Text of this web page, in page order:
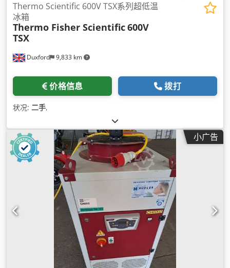
Duxford 9,833 km
Thermo Scientific 600V TSX系列超低温
冰箱
Thermo Fisher Scientific600V
TSX
价格信息 拨打
状况: 二手,
小广告